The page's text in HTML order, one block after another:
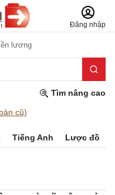
Đăng nhập
lương
Tìm nâng cao
cũ)
Tiếng Anh Lược đồ